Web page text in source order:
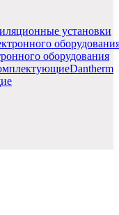
установки
оборудования
Dantherm